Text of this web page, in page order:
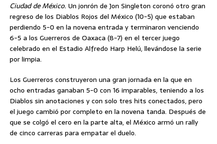
Ciudad de México. Un jonrón de Jon Singleton coronó otro gran
regreso de los Diablos Rojos del México (10-5) que estaban
perdiendo 5-0 en la novena entrada y terminaron venciendo
6-5 a los Guerreros de Oaxaca (8-7) en el tercer juego
celebrado en el Estadio Alfredo Harp Helú, llevándose la serie
por limpia.
Los Guerreros construyeron una gran jornada en la que en
ocho entradas ganaban 5-0 con 16 imparables, teniendo a los
Diablos sin anotaciones y con solo tres hits conectados, pero
el juego cambió por completo en la novena tanda. Después de
que se colgó el cero en la parte alta, el México armó un rally
de cinco carreras para empatar el duelo.